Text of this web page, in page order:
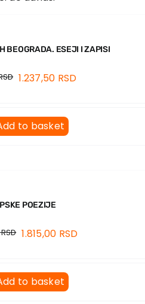
BEOGRADA. ESEJI I ZAPISI
1.237,50 RSD
to basket
POEZIJE
RSD 1.815,00 RSD
to basket